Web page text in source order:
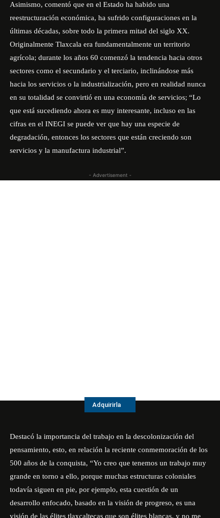
Asimismo, comentó que en el Estado ha habido una
reestructuración económica, ha sufrido configuraciones en la
últimas décadas, sobre todo la primera mitad del siglo XX.
Originalmente Tlaxcala era fundamentalmente un territorio
agrícola; durante los años 60 comenzó la tendencia hacia otros
sectores como el secundario y el terciario, inclinándose más
hacia los servicios o la industrialización, pero en realidad nunca
en su totalidad se convirtió en una economía de servicios; “Lo
que está sucediendo ahora es muy interesante, incluso en las
cifras en el INEGI se puede ver que hay una especie de
degradación, entonces los sectores que están creciendo son
servicios y la manufactura industrial”.
- Advertisement -
Adquirirla
Destacó la importancia del trabajo en la descolonización del
pensamiento, esto, en relación la reciente conmemoración de los
500 años de la conquista, “Yo creo que tenemos un trabajo muy
grande en torno a ello, porque muchas estructuras coloniales
todavía siguen en pie, por ejemplo, esta cuestión de un
desarrollo enfocado, basado en la visión de progreso, es una
visión de las élites tlaxcaltecas que son élites blancas, y no me